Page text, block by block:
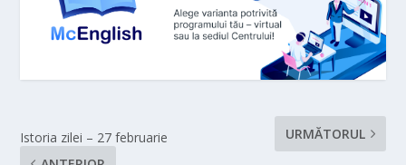
Istoria zilei – 27 februarie
URMĂTORUL